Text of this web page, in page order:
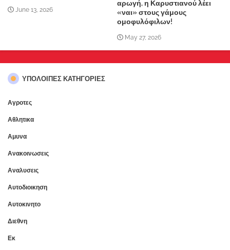
June 13, 2026
αρωγή, η Καρυστιανού λέει
«ναι» στους γάμους
ομοφυλόφιλων!
May 27, 2026
ΥΠΌΛΟΙΠΕΣ ΚΑΤΗΓΟΡΊΕΣ
Αγροτες
Αθλητικα
Αμυνα
Ανακοινωσεις
Αναλυσεις
Αυτοδιοικηση
Αυτοκινητο
Διεθνη
Εκ